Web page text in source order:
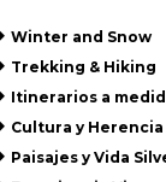
Winter and Snow
Trekking & Hiking
Itinerarios a
Cultura y Herencia
Paisajes y Vida